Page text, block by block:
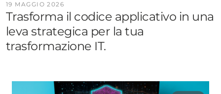
19 MAGGIO 2026
Trasforma il codice applicativo in una
leva strategica per la tua
trasformazione IT.